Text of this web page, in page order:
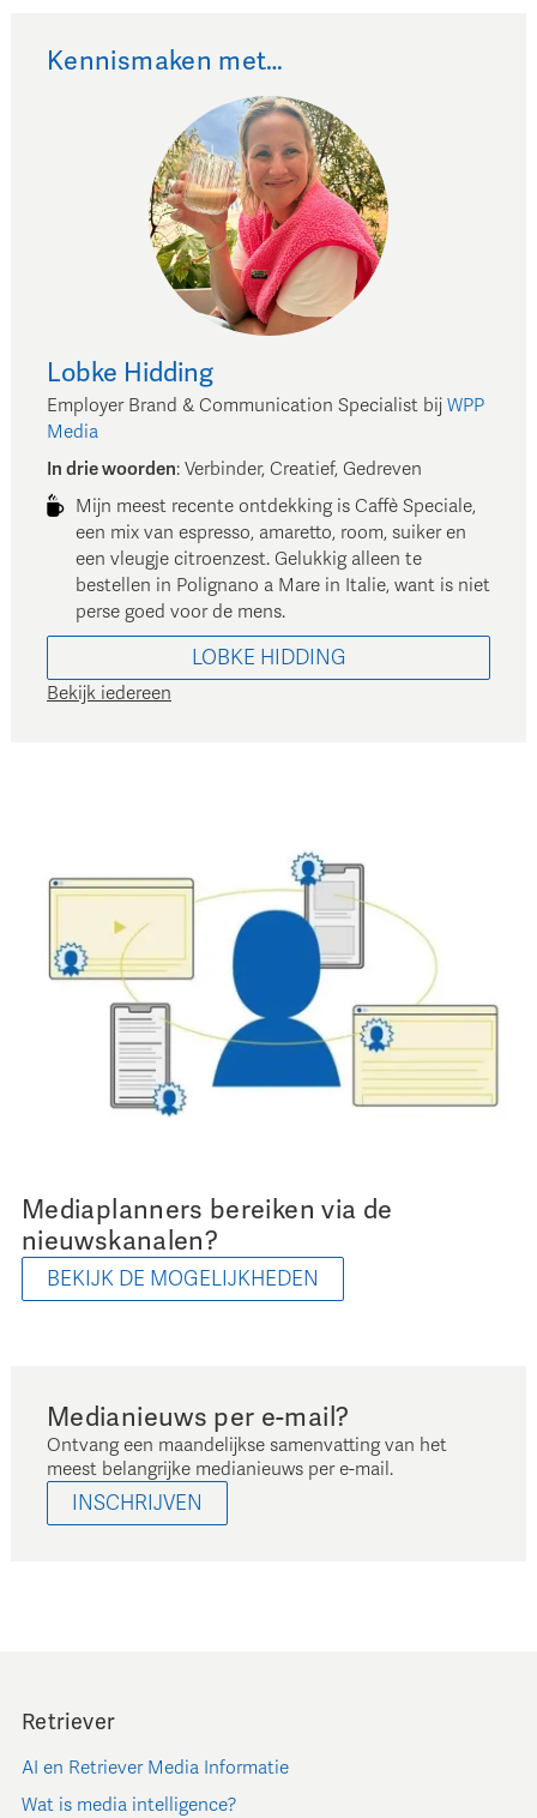
Kennismaken met…
Lobke Hidding
Employer Brand & Communication Specialist bij WPP
Media
In drie woorden: Verbinder, Creatief, Gedreven
Mijn meest recente ontdekking is Caffè Speciale,
een mix van espresso, amaretto, room, suiker en
een vleugje citroenzest. Gelukkig alleen te
bestellen in Polignano a Mare in Italie, want is niet
perse goed voor de mens.
LOBKE HIDDING
Bekijk iedereen
Mediaplanners bereiken via de
nieuwskanalen?
BEKIJK DE MOGELIJKHEDEN
Medianieuws per e-mail?
Ontvang een maandelijkse samenvatting van het
meest belangrijke medianieuws per e-mail.
INSCHRIJVEN
Retriever
AI en Retriever Media Informatie
Wat is media intelligence?